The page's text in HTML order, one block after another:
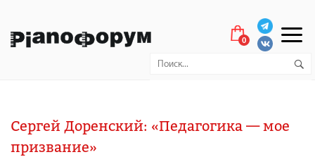
0
Сергей Доренский: «Педагогика — мое
призвание»